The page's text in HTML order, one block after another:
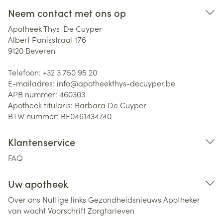
Neem contact met ons op
Apotheek Thys-De Cuyper
Albert Panisstraat 176
9120 Beveren
Telefoon: +32 3 750 95 20
E-mailadres: info@apotheekthys-decuyper.be
APB nummer: 460303
Apotheek titularis: Barbara De Cuyper
BTW nummer: BE0461434740
Klantenservice
FAQ
Uw apotheek
Over ons Nuttige links Gezondheidsnieuws Apotheker
van wachtVoorschriftZorgtarieven